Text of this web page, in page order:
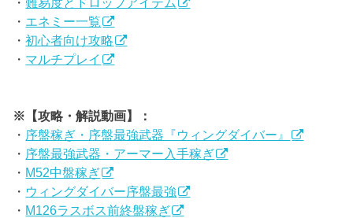
・ エネミー一覧
・初心者向け攻略
・ マルチプレイ
※【攻略・解説動画】：
・ 序盤稼ぎ・序盤最強武器『ウィングダイバー』
・ 序盤最強武器・アーマー入手稼ぎ
・ M52中盤稼ぎ
・ ウィングダイバー序盤最強
・ M126ラスボス前終盤稼ぎ